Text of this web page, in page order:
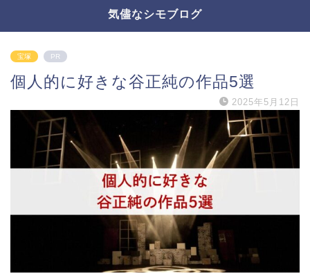
気儘なシモブログ
宝塚 PR
個人的に好きな谷正純の作品5選
2025年5月12日